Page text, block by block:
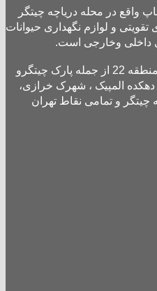
واقع در محله دریاچه چیتگر
و لوازم نگهداری حیوانات
داخلی وخارجی است.
پت شاپ نینی پت به تمامی نقاط منطقه 22 از جمله پارک چیتگرو
المپیک ، شهرک خرازی،
چیتگر و تمامی نقاط تهران